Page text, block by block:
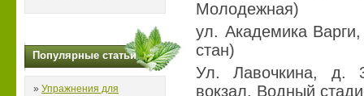
Популярные статьи
» Упражнения для
Молодежная)
ул. Академика
стан)
Ул. Лавочкина, д.
вокзал, Водный